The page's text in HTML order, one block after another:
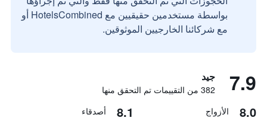
بواسطة مستخدمين حقيقيين مع HotelsCombined أو
مع شركائنا الخارجيين الموثوقين.
7.9 جيد
382 من التقييمات تم التحقق منها
8.0 الأزواج 8.1 أصدقاء